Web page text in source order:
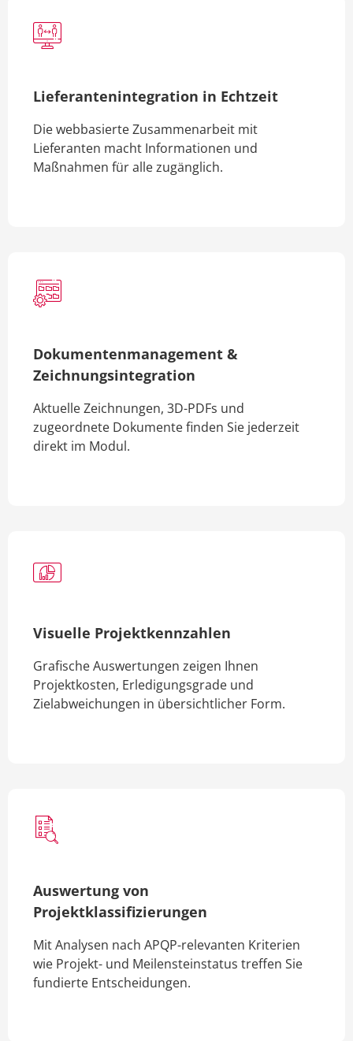
Lieferantenintegration in Echtzeit
Die webbasierte Zusammenarbeit mit
Lieferanten macht Informationen und
Maßnahmen für alle zugänglich.
Dokumentenmanagement &
Zeichnungsintegration
Aktuelle Zeichnungen, 3D-PDFs und
zugeordnete Dokumente finden Sie jederzeit
direkt im Modul.
Visuelle Projektkennzahlen
Grafische Auswertungen zeigen Ihnen
Projektkosten, Erledigungsgrade und
Zielabweichungen in übersichtlicher Form.
Auswertung von
Projektklassifizierungen
Mit Analysen nach APQP-relevanten Kriterien
wie Projekt- und Meilensteinstatus treffen Sie
fundierte Entscheidungen.